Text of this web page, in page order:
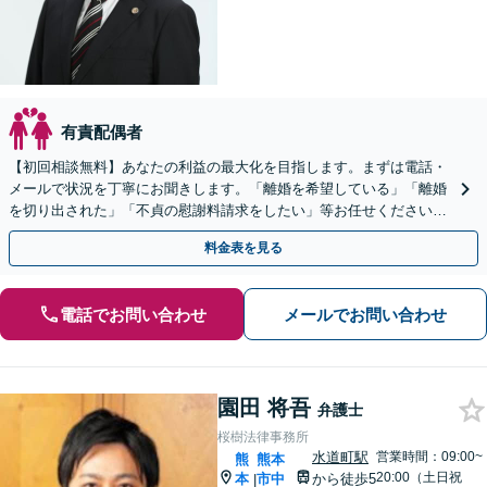
有責配偶者
【初回相談無料】あなたの利益の最大化を目指します。まずは電話・
メールで状況を丁寧にお聞きします。「離婚を希望している」「離婚
を切り出された」「不貞の慰謝料請求をしたい」等お任せください。
【リーズナブルな料金設定】
料金表を見る
電話でお問い合わせ メールでお問い合わせ
園田 将吾 弁護士
桜樹法律事務所
熊
本 |
熊本
市中
水道町駅
から徒歩5
営業時間：09:00~
20:00（土日祝